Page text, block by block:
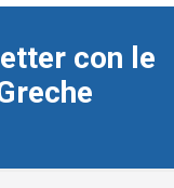
con le